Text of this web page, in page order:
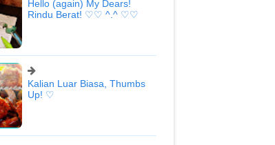
Hello (again) My Dears!
Rindu Berat! ♡♡ ^.^ ♡♡
Kalian Luar Biasa, Thumbs
Up! ♡